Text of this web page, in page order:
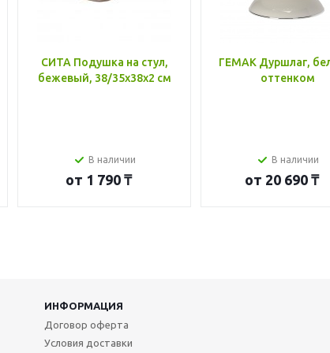
СИТА Подушка на стул,
бежевый, 38/35x38x2 см
В наличии
от 1 790 ₸
ГЕМАК Дуршлаг,
оттенком
В наличии
от 20 690 ₸
ИНФОРМАЦИЯ
Договор оферта
Условия доставки